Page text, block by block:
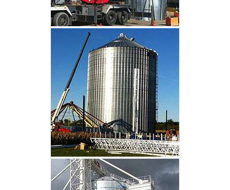
CLIQUEZ POUR AGRANDIR
CLIQUEZ POUR AGRANDIR